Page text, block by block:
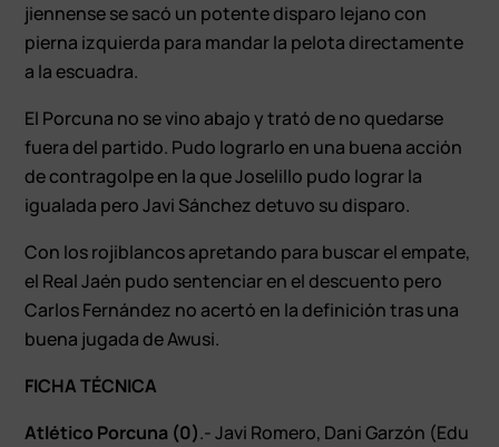
jiennense se sacó un potente disparo lejano con
pierna izquierda para mandar la pelota directamente
a la escuadra.
El Porcuna no se vino abajo y trató de no quedarse
fuera del partido. Pudo lograrlo en una buena acción
de contragolpe en la que Joselillo pudo lograr la
igualada pero Javi Sánchez detuvo su disparo.
Con los rojiblancos apretando para buscar el empate,
el Real Jaén pudo sentenciar en el descuento pero
Carlos Fernández no acertó en la definición tras una
buena jugada de Awusi.
FICHA TÉCNICA
Atlético Porcuna (0).- Javi Romero, Dani Garzón (Edu